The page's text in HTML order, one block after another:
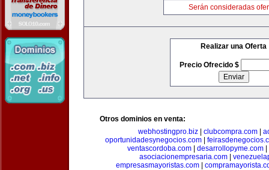
Serán consideradas
Realizar una Oferta
Precio Ofrecido $
Otros dominios en venta:
webhostingpro.biz| clubcompra.com|
oportunidadesynegocios.com|
ventascordoba.com| desarrollopyme.com|
asociacionempresaria.com
empresasmayoristas.com|